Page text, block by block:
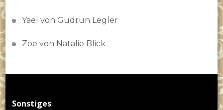
Yael von Gudrun Legler
Zoe von Natalie Blick
Sonstiges